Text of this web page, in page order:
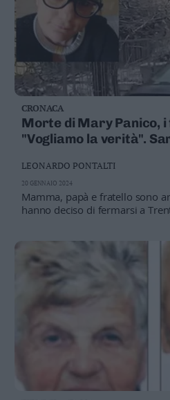
CRONACA
Morte di Mary Panico,
"Vogliamo la verità".
Mamma, papà e fratello sono
hanno deciso di fermarsi a
LEONARDO PONTALTI
20 GENNAIO 2024